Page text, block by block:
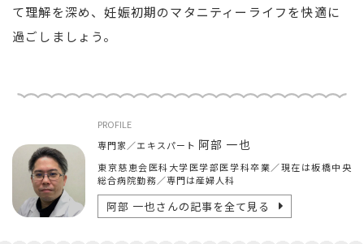
て理解を深め、妊娠初期のマタニティーライフを快適に
過ごしましょう。
PROFILE
専門家／エキスパート 阿部 一也
東京慈恵会医科大学医学部医学科卒業／現在は板橋中央
総合病院勤務／専門は産婦人科
阿部 一也さんの記事を全て見る